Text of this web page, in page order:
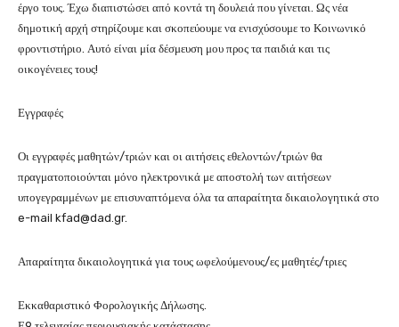
έργο τους. Έχω διαπιστώσει από κοντά τη δουλειά που γίνεται. Ως νέα
δημοτική αρχή στηρίζουμε και σκοπεύουμε να ενισχύσουμε το Κοινωνικό
φροντιστήριο. Αυτό είναι μία δέσμευση μου προς τα παιδιά και τις
οικογένειες τους!
Εγγραφές
Οι εγγραφές μαθητών/τριών και οι αιτήσεις εθελοντών/τριών θα
πραγματοποιούνται μόνο ηλεκτρονικά με αποστολή των αιτήσεων
υπογεγραμμένων με επισυναπτόμενα όλα τα απαραίτητα δικαιολογητικά στο
e-mail kfad@dad.gr.
Απαραίτητα δικαιολογητικά για τους ωφελούμενους/ες μαθητές/τριες
Εκκαθαριστικό Φορολογικής Δήλωσης.